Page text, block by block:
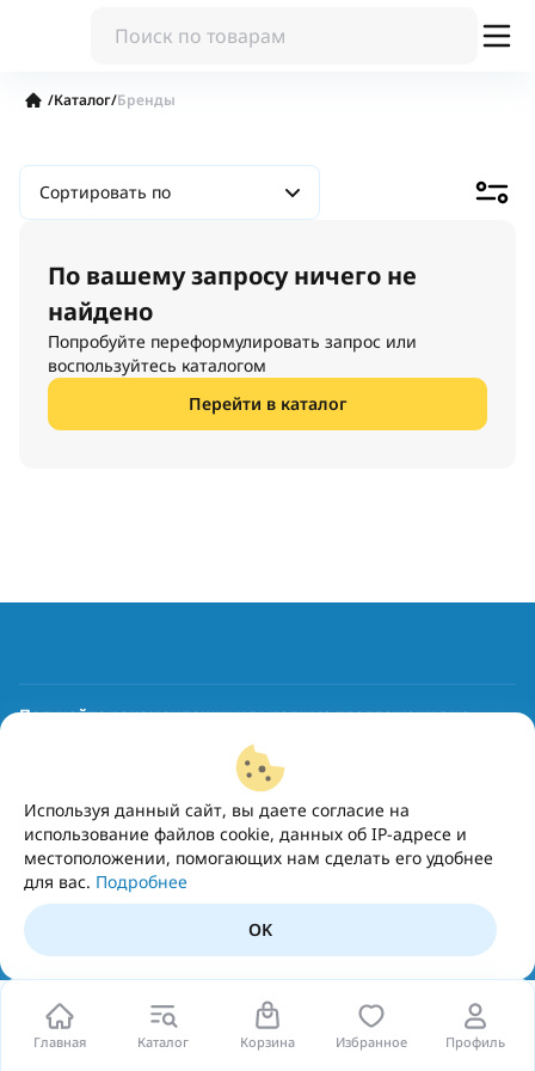
Главная Каталог Корзина Избранное Профиль
/Каталог/Бренды
Сортировать по
По вашему запросу ничего не
найдено
Попробуйте переформулировать запрос или
воспользуйтесь каталогом
Перейти в каталог
Используя данный сайт, вы даете согласие на
использование файлов cookie, данных об IP-адресе и
местоположении, помогающих нам сделать его удобнее
для вас. Подробнее
OK
Получайте рекомендации и выгодные предложения на
Подписаться